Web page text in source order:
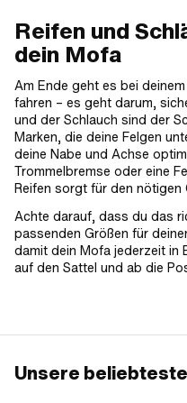
Reifen und
dein Mofa
Am Ende geht es bei
fahren – es geht darum,
und der Schlauch sind der
Marken, die deine Felgen
deine Nabe und Achse
Trommelbremse oder eine
Reifen sorgt für den nötigen
Achte darauf, dass du das
passenden Größen für
damit dein Mofa jederzeit in
auf den Sattel und ab die
Unsere